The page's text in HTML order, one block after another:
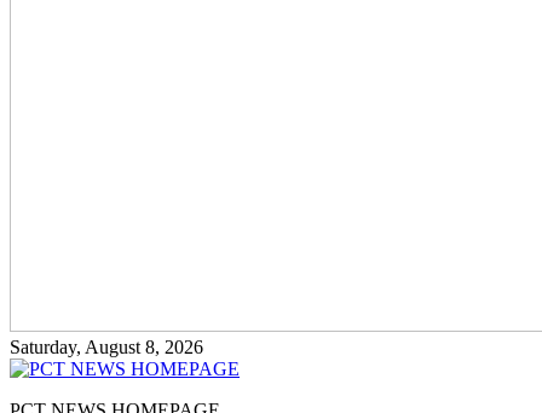
Saturday, August 8, 2026